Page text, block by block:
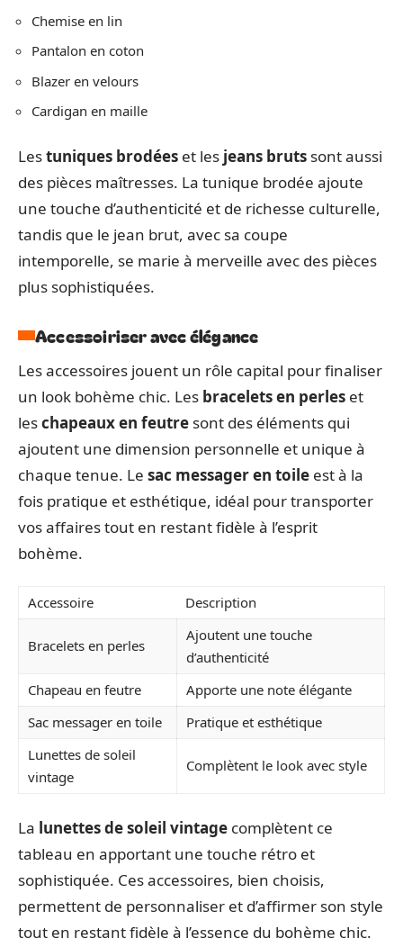
Chemise en lin
Pantalon en coton
Blazer en velours
Cardigan en maille
Lestuniques brodées et les jeans bruts sont aussi
des pièces maîtresses. La tunique brodée ajoute
une touche d’authenticité et de richesse culturelle,
tandis que le jean brut, avec sa coupe
intemporelle, se marie à merveille avec des pièces
plus sophistiquées.
Accessoiriser avec élégance
Les accessoires jouent un rôle capital pour finaliser
un look bohème chic. Les bracelets en perles et
leschapeaux en feutre sont des éléments qui
ajoutent une dimension personnelle et unique à
chaque tenue. Le sac messager en toile est à la
fois pratique et esthétique, idéal pour transporter
vos affaires tout en restant fidèle à l’esprit
bohème.
Accessoire Description
Bracelets en perles
Ajoutent une touche
d’authenticité
Chapeau en feutre
Apporte une note élégante
Sac messager en toile
Pratique et esthétique
Lunettes de soleil
vintage
Complètent le look avec style
La lunettes de soleil vintage complètent ce
tableau en apportant une touche rétro et
sophistiquée. Ces accessoires, bien choisis,
permettent de personnaliser et d’affirmer son style
tout en restant fidèle à l’essence du bohème chic.